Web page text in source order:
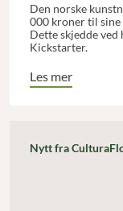
Den norske
000 kroner til
Dette skjedde
Kickstarter.
Les mer
Nytt fra